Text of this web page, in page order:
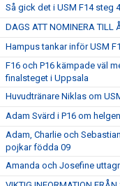
Så gick det i USM F14 steg
DAGS ATT NOMINERA TILL
Hampus tankar inför USM
F16 och P16 kämpade väl
finalsteget i Uppsala
Huvudtränare Niklas om
Adam Svärd i P16 om
Adam, Charlie och
pojkar födda 09
Amanda och Josefine